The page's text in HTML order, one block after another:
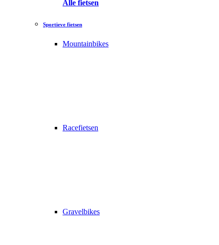
Alle fietsen
Sportieve fietsen
Mountainbikes
Racefietsen
Gravelbikes